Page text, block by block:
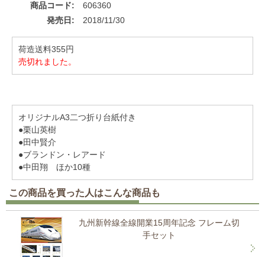
商品コード
606360
発売日
2018/11/30
荷造送料355円
売切れました。
オリジナルA3二つ折り台紙付き
●栗山英樹
●田中賢介
●ブランドン・レアード
●中田翔 ほか10種
この商品を買った人はこんな商品も
九州新幹線全線開業15周年記念 フレーム切
手セット